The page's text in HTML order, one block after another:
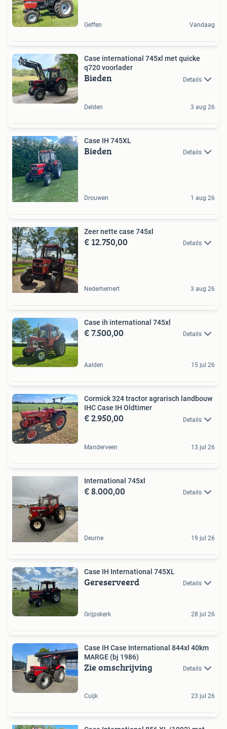
Geffen Vandaag
Case international 745xl met quicke
q720 voorlader
Bieden Details
Delden 3 aug 26
Case IH 745XL
Bieden Details
Drouwen 1 aug 26
Zeer nette case 745xl
€ 12.750,00 Details
Nederhemert 3 aug 26
Case ih international 745xl
€ 7.500,00 Details
Aalden 15 jul 26
Cormick 324 tractor agrarisch landbouw
IHC Case IH Oldtimer
€ 2.950,00 Details
Manderveen 13 jul 26
International 745xl
€ 8.000,00 Details
Deurne 19 jul 26
Case IH International 745XL
Gereserveerd Details
Grijpskerk 28 jul 26
Case IH Case International 844xl 40km
MARGE (bj 1986)
Zie omschrijving Details
Cuijk 23 jul 26